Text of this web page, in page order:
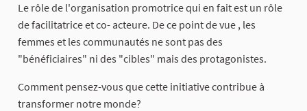
Le rôle de l'organisation promotrice qui en fait est un rôle
de facilitatrice et co- acteure. De ce point de vue , les
femmes et les communautés ne sont pas des
"bénéficiaires" ni des "cibles" mais des protagonistes.
Comment pensez-vous que cette initiative contribue à
transformer notre monde?